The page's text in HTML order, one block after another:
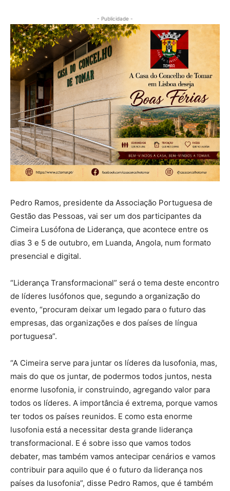
- Publicidade -
Pedro Ramos, presidente da Associação Portuguesa de
Gestão das Pessoas, vai ser um dos participantes da
Cimeira Lusófona de Liderança, que acontece entre os
dias 3 e 5 de outubro, em Luanda, Angola, num formato
presencial e digital.
“Liderança Transformacional” será o tema deste encontro
de líderes lusófonos que, segundo a organização do
evento, “procuram deixar um legado para o futuro das
empresas, das organizações e dos países de língua
portuguesa”.
“A Cimeira serve para juntar os líderes da lusofonia, mas,
mais do que os juntar, de podermos todos juntos, nesta
enorme lusofonia, ir construindo, agregando valor para
todos os líderes. A importância é extrema, porque vamos
ter todos os países reunidos. E como esta enorme
lusofonia está a necessitar desta grande liderança
transformacional. E é sobre isso que vamos todos
debater, mas também vamos antecipar cenários e vamos
contribuir para aquilo que é o futuro da liderança nos
países da lusofonia”, disse Pedro Ramos, que é também